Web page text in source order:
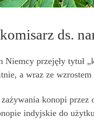
ds.
Niemcy przejęły tytuł
a wraz ze
zażywania konopi
indyjskie do